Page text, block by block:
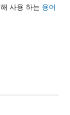
사용 하는 용어